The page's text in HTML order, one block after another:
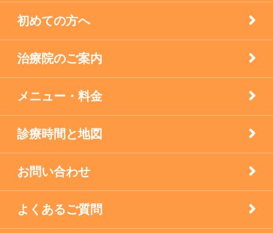
疾患
眼科の鍼灸
膝痛治療
西宮市のお店
逆子の鍼灸
初めての方へ
治療院のご案内
メニュー・料金
診療時間と地図
お問い合わせ
よくあるご質問